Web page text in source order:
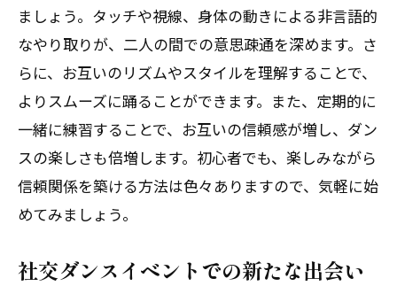
ましょう。タッチや視線、身体の動きによる非言語的
なやり取りが、二人の間での意思疎通を深めます。さ
らに、お互いのリズムやスタイルを理解することで、
よりスムーズに踊ることができます。また、定期的に
一緒に練習することで、お互いの信頼感が増し、ダン
スの楽しさも倍増します。初心者でも、楽しみながら
信頼関係を築ける方法は色々ありますので、気軽に始
めてみましょう。
社交ダンスイベントでの新たな出会い
体験レッスン後、その場でご入会で1,000円引！
無料体験レッスンはこちらから
体験レッスン後、その場でご入会で1,000円引！
無料体験レッスンはこちらから